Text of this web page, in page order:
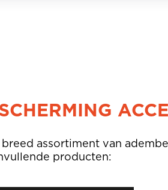
assortiment van
producten: